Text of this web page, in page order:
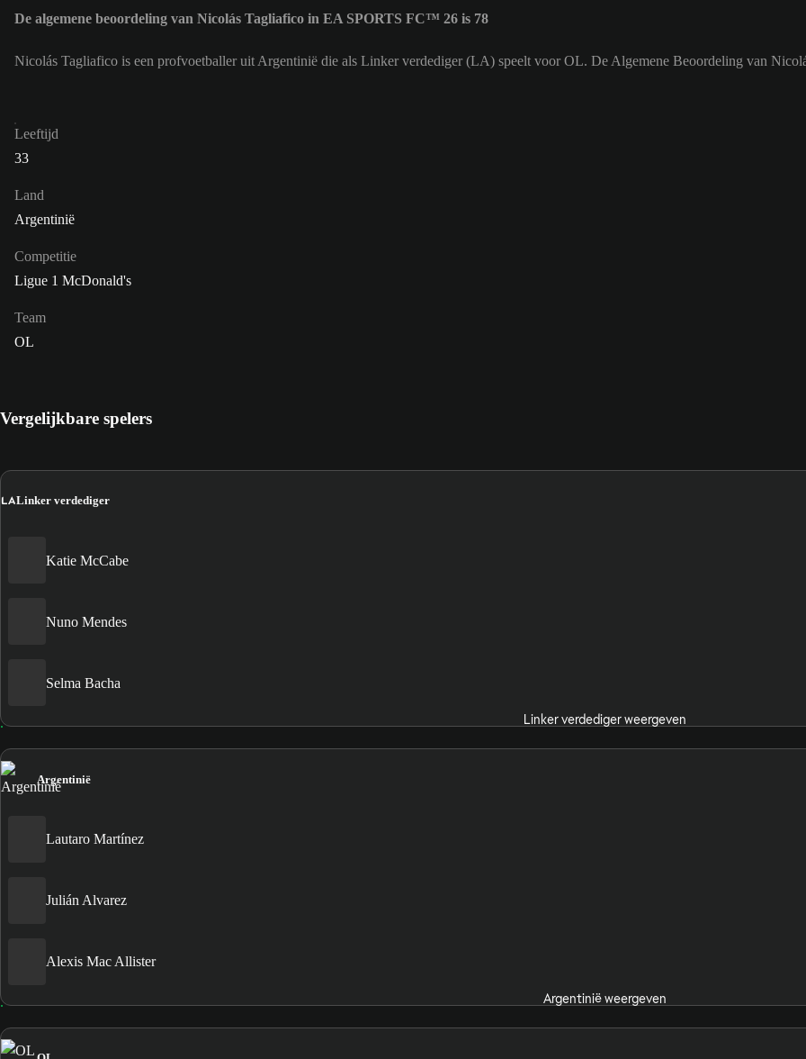
De algemene beoordeling van Nicolás Tagliafico in EA SPORTS FC™ 26 is 78
Nicolás Tagliafico is een profvoetballer uit Argentinië die als Linker verdediger (LA) speelt voor OL. De Algemene Beoordeling van
Leeftijd
33
Land
Argentinië
Competitie
Ligue 1 McDonald's
Team
OL
Vergelijkbare spelers
LALinker verdediger
Katie McCabe
Nuno Mendes
Selma Bacha
Linker verdediger weergeven
Argentinië
Lautaro Martínez
Julián Alvarez
Alexis Mac Allister
Argentinië weergeven